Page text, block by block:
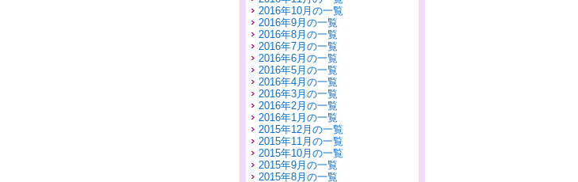
2016年10月の一覧
2016年9月の一覧
2016年8月の一覧
2016年7月の一覧
2016年6月の一覧
2016年5月の一覧
2016年4月の一覧
2016年3月の一覧
2016年2月の一覧
2016年1月の一覧
2015年12月の一覧
2015年11月の一覧
2015年10月の一覧
2015年9月の一覧
2015年8月の一覧